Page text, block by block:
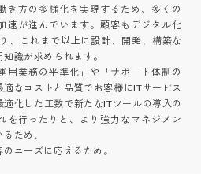
き方の多様化を実現するため、多くの
速が進んでいます。顧客もデジタル化
、これまで以上に設計、開発、構築な
識が求められます。
用業務の平準化」や「サポート体制の
なコストと品質でお客様にITサービス
適化した工数で新たなITツールの導入の
を行ったりと、より強力なマネジメン
ため、
ニーズに応えるため。